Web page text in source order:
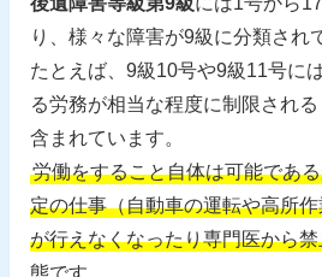
り、様々な障害が9級に分類され
たとえば、9級10号や9級11号に
る労務が相当な程度に制限され
含まれています。
労働をすること自体は可能であ
定の仕事（自動車の運転や高所
が行えなくなったり専門医から